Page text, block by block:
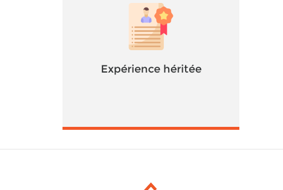
Expérience héritée